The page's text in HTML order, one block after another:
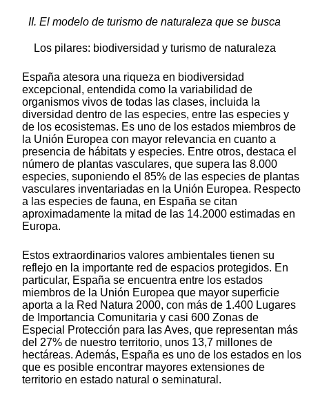
II. El modelo de turismo de naturaleza que se busca
Los pilares: biodiversidad y turismo de naturaleza
España atesora una riqueza en biodiversidad
excepcional, entendida como la variabilidad de
organismos vivos de todas las clases, incluida la
diversidad dentro de las especies, entre las especies y
de los ecosistemas. Es uno de los estados miembros de
la Unión Europea con mayor relevancia en cuanto a
presencia de hábitats y especies. Entre otros, destaca el
número de plantas vasculares, que supera las 8.000
especies, suponiendo el 85% de las especies de plantas
vasculares inventariadas en la Unión Europea. Respecto
a las especies de fauna, en España se citan
aproximadamente la mitad de las 14.2000 estimadas en
Europa.
Estos extraordinarios valores ambientales tienen su
reflejo en la importante red de espacios protegidos. En
particular, España se encuentra entre los estados
miembros de la Unión Europea que mayor superficie
aporta a la Red Natura 2000, con más de 1.400 Lugares
de Importancia Comunitaria y casi 600 Zonas de
Especial Protección para las Aves, que representan más
del 27% de nuestro territorio, unos 13,7 millones de
hectáreas. Además, España es uno de los estados en los
que es posible encontrar mayores extensiones de
territorio en estado natural o seminatural.